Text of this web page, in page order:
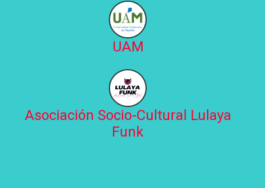
UAM
Asociación Socio-Cultural Lulaya
Funk